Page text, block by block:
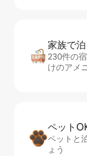
家族で
230件の
けのアメ
ペット
ペットと
ょう